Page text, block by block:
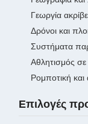
Γεωργία
Δρόνοι και
Συστήματα
Αθλητισμός
Ρομποτική
Επιλογές